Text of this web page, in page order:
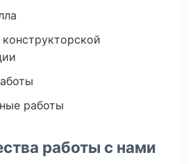
конструкторской
работы
работы с нами